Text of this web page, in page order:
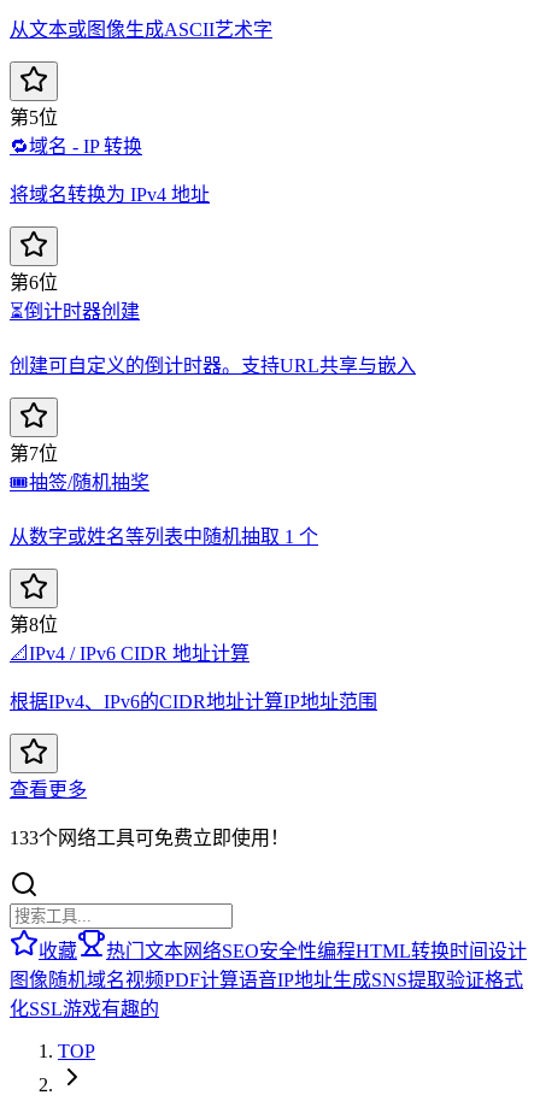
从文本或图像生成ASCII艺术字
第5位
🔁域名 - IP 转换
将域名转换为 IPv4 地址
第6位
⏳倒计时器创建
创建可自定义的倒计时器。支持URL共享与嵌入
第7位
🎟️抽签/随机抽奖
从数字或姓名等列表中随机抽取 1 个
第8位
📐IPv4 / IPv6 CIDR 地址计算
根据IPv4、IPv6的CIDR地址计算IP地址范围
查看更多
133个网络工具可免费立即使用！
收藏 热门 文本网络SEO安全性编程HTML转换时间设计
图像随机域名视频PDF计算语音IP地址生成SNS提取验证格式
化SSL游戏有趣的
TOP